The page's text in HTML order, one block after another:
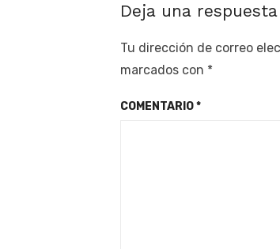
Deja una respuesta
Tu dirección de correo
marcados con *
COMENTARIO*